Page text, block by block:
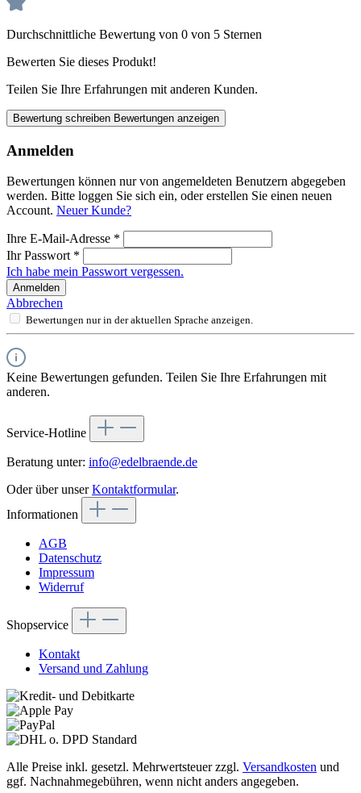
Durchschnittliche Bewertung von 0 von 5 Sternen
Bewerten Sie dieses Produkt!
Teilen Sie Ihre Erfahrungen mit anderen Kunden.
Bewertung schreiben Bewertungen anzeigen
Anmelden
Bewertungen können nur von angemeldeten Benutzern abgegeben
werden. Bitte loggen Sie sich ein, oder erstellen Sie einen neuen
Account. Neuer Kunde?
Ihre E-Mail-Adresse *
Ihr Passwort *
Ich habe mein Passwort vergessen.
Anmelden
Abbrechen
Bewertungen nur in der aktuellen Sprache anzeigen.
Keine Bewertungen gefunden. Teilen Sie Ihre Erfahrungen mit
anderen.
Service-Hotline
Beratung unter: info@edelbraende.de
Oder über unserKontaktformular.
Informationen
AGB
Datenschutz
Impressum
Widerruf
Shopservice
Kontakt
Versand und Zahlung
Alle Preise inkl. gesetzl. Mehrwertsteuer zzgl. Versandkosten und
ggf. Nachnahmegebühren, wenn nicht anders angegeben.